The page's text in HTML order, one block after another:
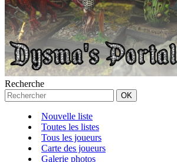
Recherche
Nouvelle liste
Toutes les listes
Tous les joueurs
Carte des joueurs
Galerie photos